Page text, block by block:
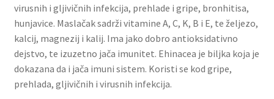
virusnih i gljivičnih infekcija, prehlade i gripe, bronhitisa,
hunjavice. Maslačak sadrži vitamine A, C, K, B i E, te željezo,
kalcij, magnezij i kalij. Ima jako dobro antioksidativno
dejstvo, te izuzetno jača imunitet. Ehinacea je biljka koja je
dokazana da i jača imuni sistem. Koristi se kod gripe,
prehlada, gljivičnih i virusnih infekcija.